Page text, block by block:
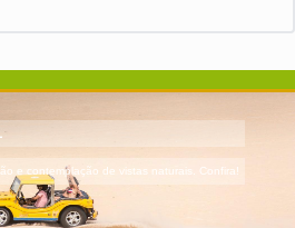
e contemplação de vistas naturais. Confira!